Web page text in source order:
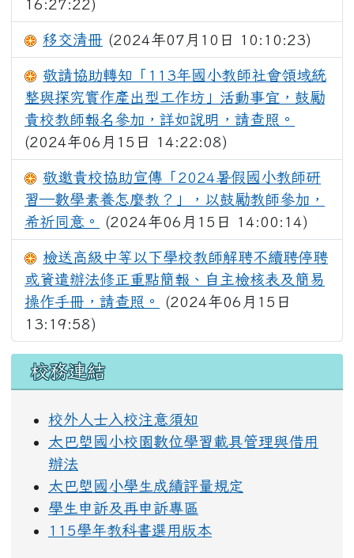
16:27:22)
移交清冊 (2024年07月10日 10:10:23)
敬請協助轉知「113年國小教師社會領域統
整與探究實作產出型工作坊」活動事宜，鼓勵
貴校教師報名參加，詳如說明，請查照。
(2024年06月15日 14:22:08)
敬邀貴校協助宣傳「2024暑假國小教師研
習—數學素養怎麼教？」，以鼓勵教師參加，
希祈同意。
(2024年06月15日 14:00:14)
檢送高級中等以下學校教師解聘不續聘停聘
或資遣辦法修正重點簡報、自主檢核表及簡易
操作手冊，請查照。
(2024年06月15日
13:19:58)
左邊區域內容
校務連結
校外人士入校注意須知
太巴塱國小校園數位學習載具管理與借用
辦法
太巴塱國小學生成績評量規定
學生申訴及再申訴專區
115學年教科書選用版本